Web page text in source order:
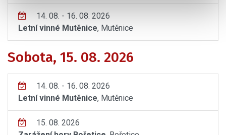
14. 08. - 16. 08. 2026
Letní vinné Mutěnice, Mutěnice
Sobota, 15. 08. 2026
14. 08. - 16. 08. 2026
Letní vinné Mutěnice, Mutěnice
15. 08. 2026